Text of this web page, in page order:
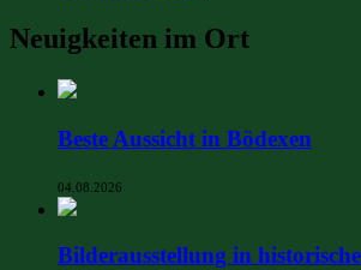
Neuigkeiten im Ort
Beste Aussicht in Bödexen
04.08.2026
Bilderausstellung in